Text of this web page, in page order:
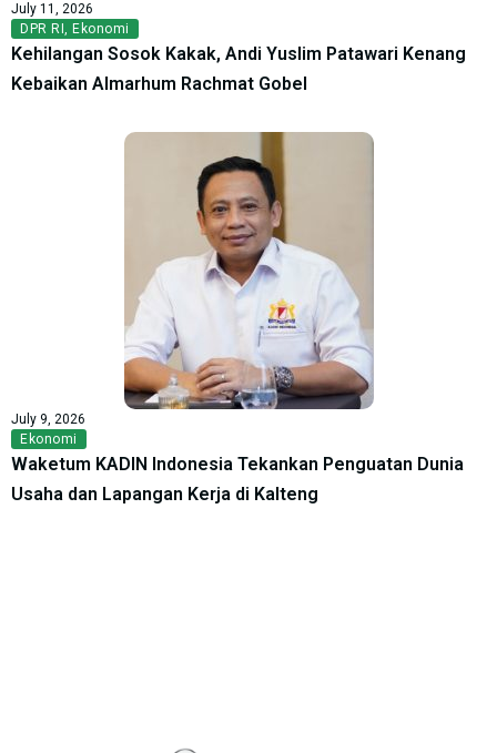
July 11, 2026
DPR RI Ekonomi
Kehilangan Sosok Kakak, Andi Yuslim Patawari Kenang
Kebaikan Almarhum Rachmat Gobel
July 9, 2026
Ekonomi
Waketum KADIN Indonesia Tekankan Penguatan Dunia
Usaha dan Lapangan Kerja di Kalteng